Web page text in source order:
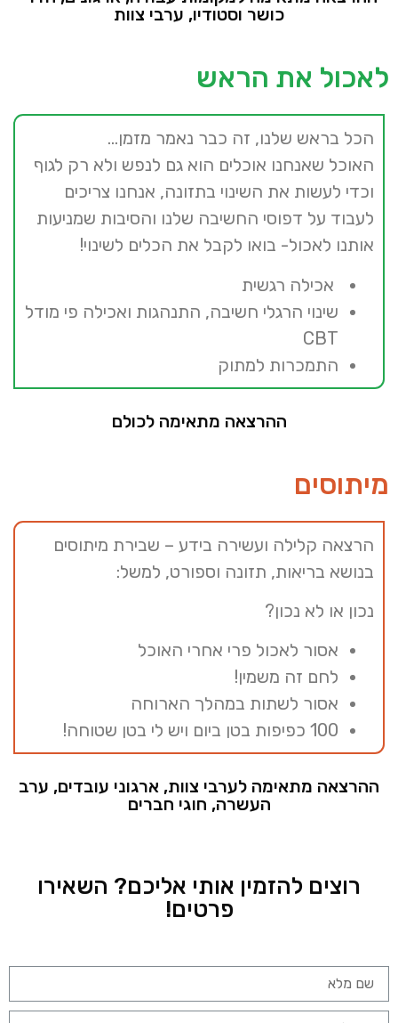
כושר וסטודיו, ערבי צוות
לאכול את הראש
הכל בראש שלנו, זה כבר נאמר מזמן…
האוכל שאנחנו אוכלים הוא גם לנפש ולא רק לגוף
וכדי לעשות את השינוי בתזונה, אנחנו צריכים
לעבוד על דפוסי החשיבה שלנו והסיבות שמניעות
אותנו לאכול- בואו לקבל את הכלים לשינוי!
אכילה רגשית
שינוי הרגלי חשיבה, התנהגות ואכילה פי מודל
CBT
התמכרות למתוק
ההרצאה מתאימה לכולם
מיתוסים
הרצאה קלילה ועשירה בידע – שבירת מיתוסים
בנושא בריאות, תזונה וספורט, למשל:
נכון או לא נכון?
אסור לאכול פרי אחרי האוכל
לחם זה משמין!
אסור לשתות במהלך הארוחה
100 כפיפות בטן ביום ויש לי בטן שטוחה!
ההרצאה מתאימה לערבי צוות, ארגוני עובדים, ערב
העשרה, חוגי חברים
רוצים להזמין אותי אליכם? השאירו
פרטים!